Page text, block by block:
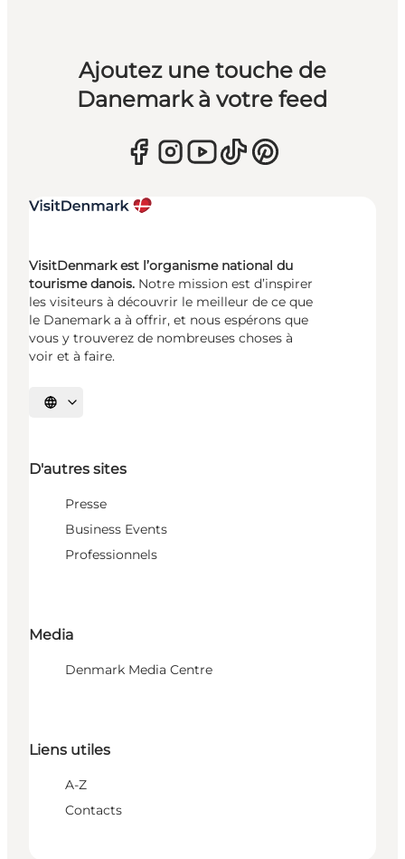
Ajoutez une touche de
Danemark à votre feed
VisitDenmark est l’organisme national du
tourisme danois. Notre mission est d’inspirer
les visiteurs à découvrir le meilleur de ce que
le Danemark a à offrir, et nous espérons que
vous y trouverez de nombreuses choses à
voir et à faire.
Choisissez la langue
D'autres sites
Presse
Business Events
Professionnels
Media
Denmark Media Centre
Liens utiles
A-Z
Contacts